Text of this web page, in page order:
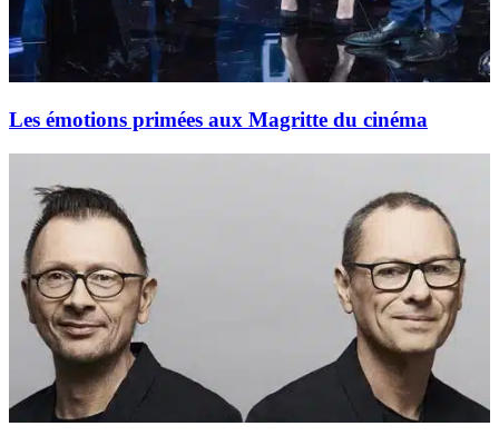
Les émotions primées aux Magritte du cinéma